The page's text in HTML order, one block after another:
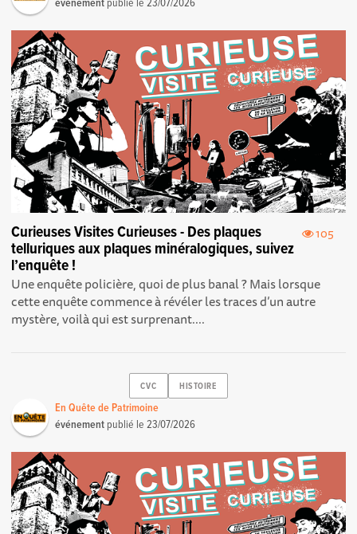
événement publié le23/07/2026
105
Curieuses Visites Curieuses - Des plaques
telluriques aux plaques minéralogiques, suivez
l’enquête !
Une enquête policière, quoi de plus banal ? Mais lorsque
cette enquête commence à révéler les traces d’un autre
mystère, voilà qui est surprenant....
CVC HISTOIRE
En Quête de Patrimoine
événement publié le23/07/2026